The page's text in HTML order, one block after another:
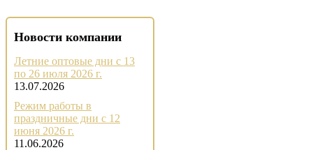
Новости компании
Летние оптовые дни с 13
по 26 июля 2026 г.
13.07.2026
Режим работы в
праздничные дни с 12
июня 2026 г.
11.06.2026